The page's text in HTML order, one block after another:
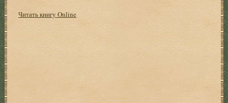
Читать книгу Online